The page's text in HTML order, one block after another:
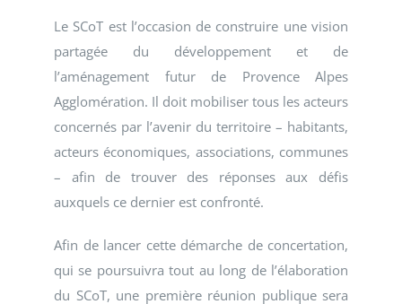
Le SCoT est l’occasion de construire une vision
partagée du développement et de
l’aménagement futur de Provence Alpes
Agglomération. Il doit mobiliser tous les acteurs
concernés par l’avenir du territoire – habitants,
acteurs économiques, associations, communes
– afin de trouver des réponses aux défis
auxquels ce dernier est confronté.
Afin de lancer cette démarche de concertation,
qui se poursuivra tout au long de l’élaboration
du SCoT, une première réunion publique sera